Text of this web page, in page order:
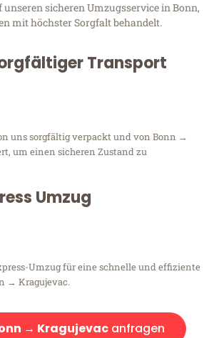
unseren sicheren Umzugsservice in Bonn,
mit höchster Sorgfalt behandelt.
Transport
uns sorgfältig verpackt und von Bonn →
um einen sicheren Zustand zu
Umzug
Umzug für eine schnelle und effiziente
→ Kragujevac.
→ Kragujevacanfragen